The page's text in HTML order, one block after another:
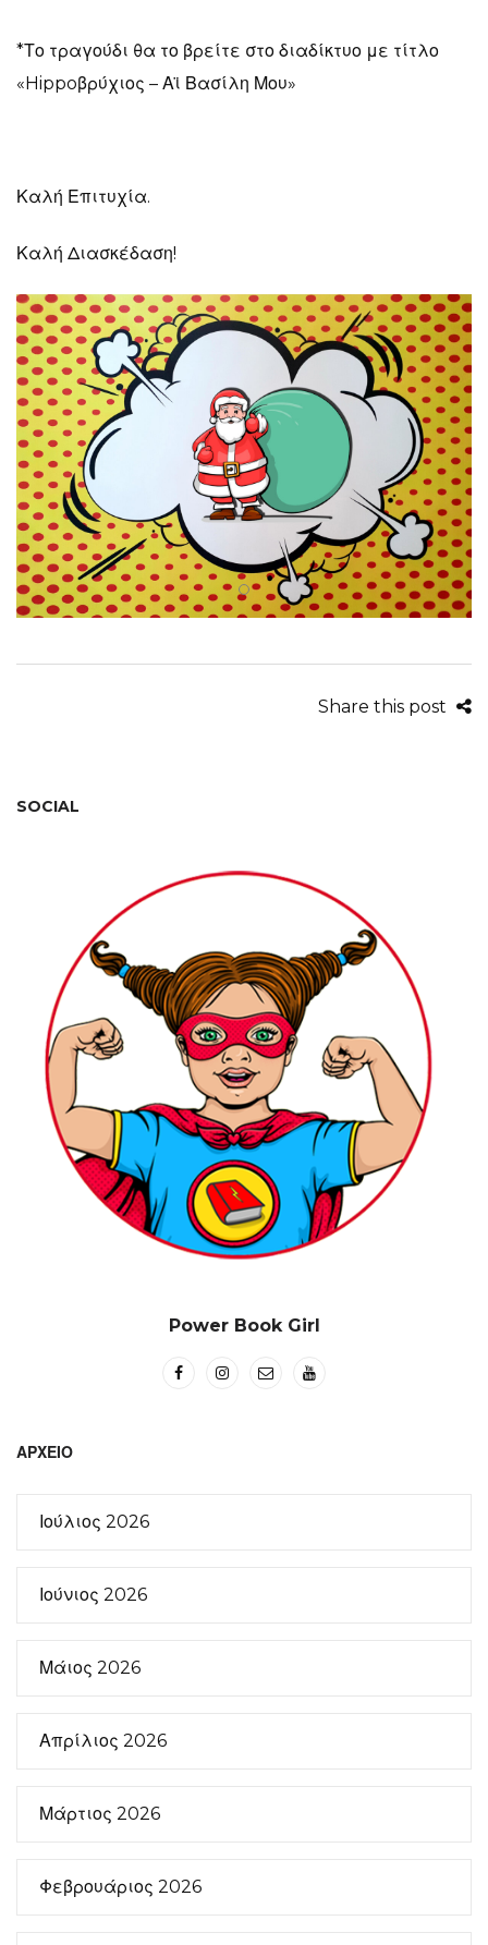
*Το τραγούδι θα το βρείτε στο διαδίκτυο με τίτλο
«Hippoβρύχιος – Αϊ Βασίλη Μου»
Καλή Επιτυχία.
Καλή Διασκέδαση!
Share this post
SOCIAL
Power Book Girl
ΑΡΧΕΊΟ
Ιούλιος 2026
Ιούνιος 2026
Μάιος 2026
Απρίλιος 2026
Μάρτιος 2026
Φεβρουάριος 2026